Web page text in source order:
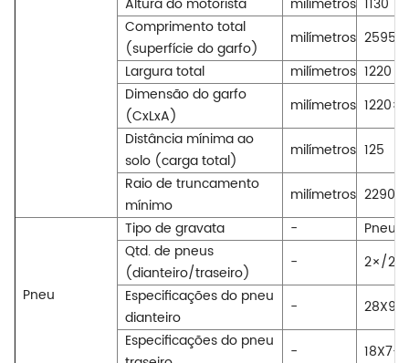
Comprimento total
(superfície do garfo)
milímetros 2595
Largura total
milímetros 1220
Dimensão do garfo
(CxLxA)
milímetros
Distância mínima ao
solo (carga total)
milímetros 125
Raio de truncamento
mínimo
milímetros 2290
Pneu
Tipo de gravata -
Qtd. de pneus
(dianteiro/traseiro)
-
2×/2
Especificações do pneu
dianteiro
-
28X9-
Especificações do pneu
- 18X7-8